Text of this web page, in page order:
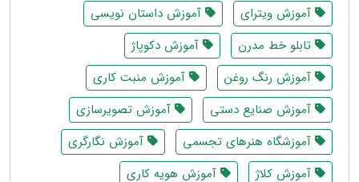
آموزش ویترای
آموزش داستان نویسی
تابلو خط مدرن
آموزش دکوپاژ
آموزش رنگ روغن
آموزش منبت کاری
آموزش صنایع دستی
آموزش تصویرسازی
آموزشگاه هنرهای تجسمی
آموزش نگارگری
آموزش کلاژ
آموزش هویه کاری